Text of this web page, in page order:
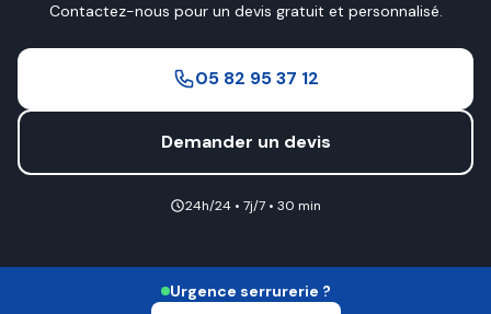
Contactez-nous pour un devis gratuit et personnalisé.
05 82 95 37 12
Demander un devis
24h/24 • 7j/7 • 30 min
Urgence serrurerie ?